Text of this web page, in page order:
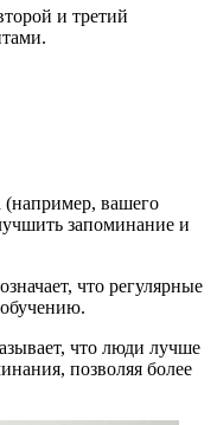
и третий
(например, вашего
запоминание и
что регулярные
что люди лучше
позволяя более